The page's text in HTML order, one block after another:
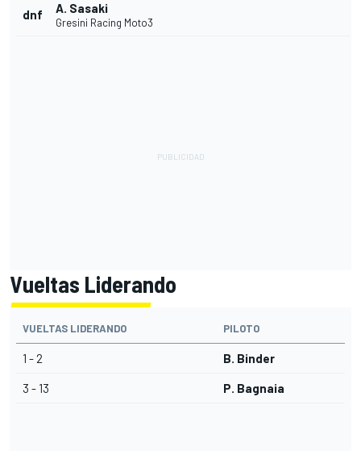
dnf A. Sasaki
Gresini Racing Moto3
Vueltas Liderando
VUELTAS LIDERANDO PILOTO
1 - 2 B. Binder
3 - 13 P. Bagnaia